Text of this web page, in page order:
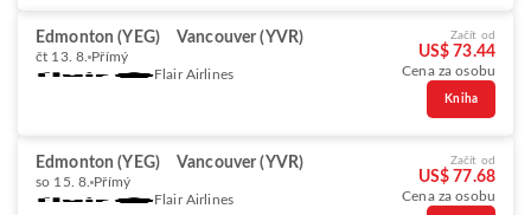
Edmonton (YEG) Vancouver (YVR)
čt 13. 8. Přímý
Flair Airlines
Začít od
US$ 73.44
Cena za osobu
Kniha
Edmonton (YEG) Vancouver (YVR)
so 15. 8. Přímý
Flair Airlines
Začít od
US$ 77.68
Cena za osobu